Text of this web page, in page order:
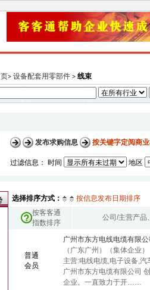
> 设备配套用零部件 > 线束
发布求购信息 按关键字定阅商
过滤信息： 时间 地区
选择排序方式：
按信息发布日期排序
按客客通
指数排序
公司/主营产品
普通
会员
广州市东方电线电缆有限
（广东广州）
（集体企业）
主营:电线电缆,电子设备,汽
广州市东方电缆有限公司
企业。一直致力于开……